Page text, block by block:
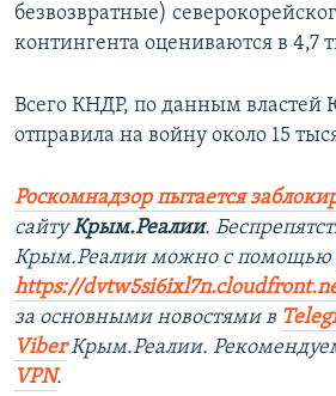
безвозвратные)
контингента оцениваются в 4,7
Всего КНДР, по данным
отправила на войну около 15
Роскомнадзор пытается
сайтуКрым.Реалии.
Крым.Реалии можно с помощью
https://
за основными новостями в
ViberКрым.Реалии.
VPN.